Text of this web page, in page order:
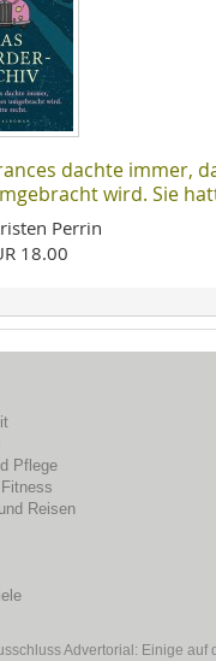
dachte immer,
wird. Sie
Perrin
18.00
Pflege
Reisen
Advertorial: Einige auf